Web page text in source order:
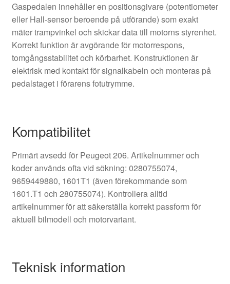
Gaspedalen innehåller en positionsgivare (potentiometer
eller Hall-sensor beroende på utförande) som exakt
mäter trampvinkel och skickar data till motorns styrenhet.
Korrekt funktion är avgörande för motorrespons,
tomgångsstabilitet och körbarhet. Konstruktionen är
elektrisk med kontakt för signalkabeln och monteras på
pedalstaget i förarens fotutrymme.
Kompatibilitet
Primärt avsedd för Peugeot 206. Artikelnummer och
koder används ofta vid sökning: 0280755074,
9659449880, 1601T1 (även förekommande som
1601.T1 och 280755074). Kontrollera alltid
artikelnummer för att säkerställa korrekt passform för
aktuell bilmodell och motorvariant.
Teknisk information